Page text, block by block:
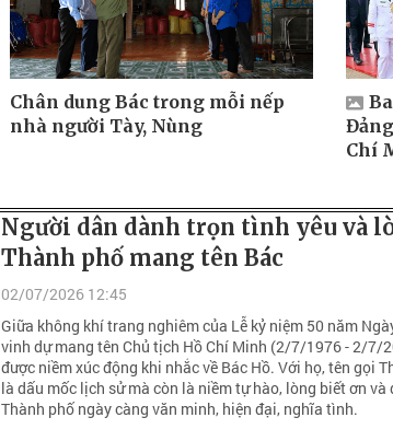
Chân dung Bác trong mỗi nếp
nhà người Tày, Nùng
Chí
Người dân dành trọn tình yêu và
Thành phố mang tên Bác
02/07/2026 12:45
Giữa không khí trang nghiêm của Lễ kỷ niệm 50 năm
vinh dự mang tên Chủ tịch Hồ Chí Minh (2/7/1976 - 2/7/
được niềm xúc động khi nhắc về Bác Hồ. Với họ, tên gọi
là dấu mốc lịch sử mà còn là niềm tự hào, lòng biết ơn
Thành phố ngày càng văn minh, hiện đại, nghĩa tình.